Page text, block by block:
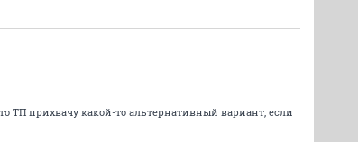
ТП прихвачу какой-то альтернативный вариант, если